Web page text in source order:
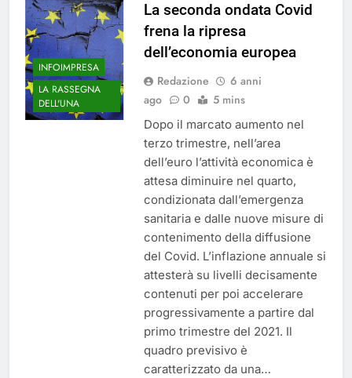
INFOIMPRESA
LA RASSEGNA
DELL'UNA
La seconda ondata Covid
frena la ripresa
dell’economia europea
Redazione
6 anni
ago
0 5 mins
Dopo il marcato aumento nel
terzo trimestre, nell’area
dell’euro l’attività economica è
attesa diminuire nel quarto,
condizionata dall’emergenza
sanitaria e dalle nuove misure di
contenimento della diffusione
del Covid. L’inflazione annuale si
attesterà su livelli decisamente
contenuti per poi accelerare
progressivamente a partire dal
primo trimestre del 2021. Il
quadro previsivo è
caratterizzato da una…